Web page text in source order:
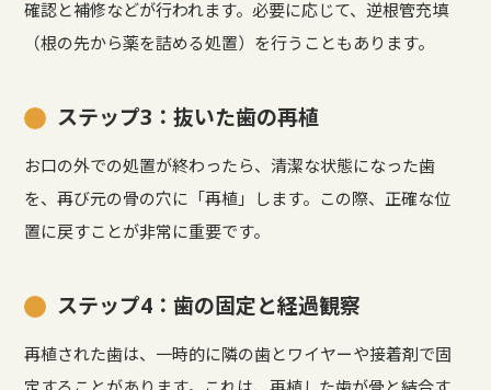
確認と補修などが行われます。必要に応じて、逆根管充填
（根の先から薬を詰める処置）を行うこともあります。
ステップ3：抜いた歯の再植
お口の外での処置が終わったら、清潔な状態になった歯
を、再び元の骨の穴に「再植」します。この際、正確な位
置に戻すことが非常に重要です。
ステップ4：歯の固定と経過観察
再植された歯は、一時的に隣の歯とワイヤーや接着剤で固